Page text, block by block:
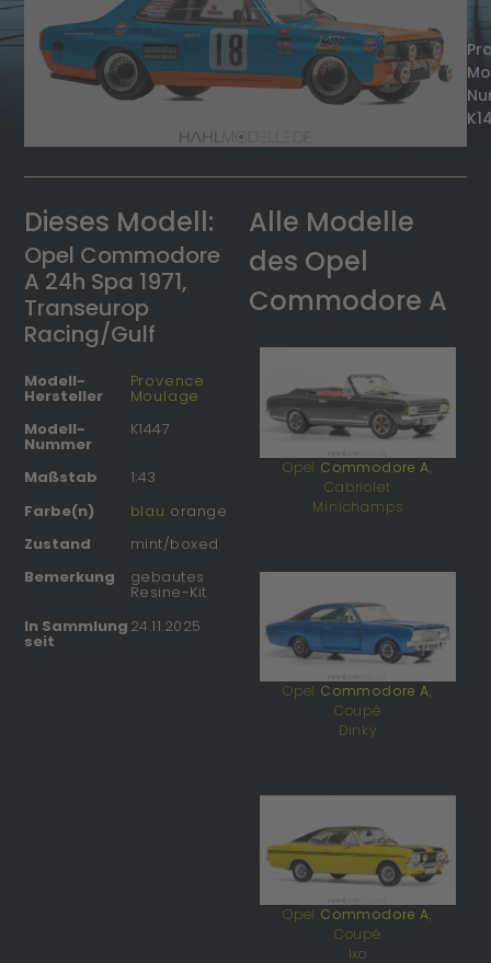
Dieses Modell:
Opel Commodore
A 24h Spa 1971,
Transeurop
Racing/Gulf
Modell-
Hersteller
Provence
Moulage
Modell-
Nummer
K1447
Maßstab
1:43
Farbe(n)
blau orange
Zustand
mint/boxed
Bemerkung
gebautes
Resine-Kit
In Sammlung
seit
24.11.2025
Alle Modelle
des Opel
Commodore A
Opel Commodore A,
Cabriolet
Minichamps
Opel Commodore A,
Coupé
Dinky
Opel Commodore A,
Coupé
Ixo